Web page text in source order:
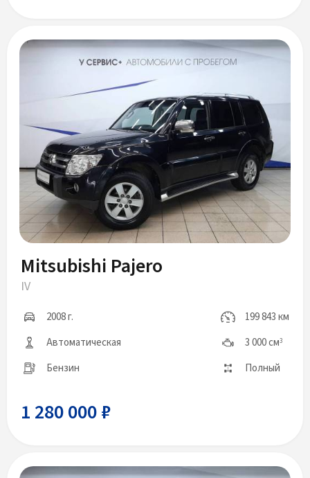
Mitsubishi Pajero
IV
2008 г.
199 843 км
Автоматическая
3 000 см3
Бензин Полный
1 280 000 ₽